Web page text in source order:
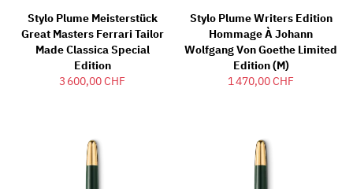
Stylo Plume Meisterstück
Great Masters Ferrari Tailor
Made Classica Special
Edition
3 600,00 CHF
Stylo Plume Writers Edition
Hommage À Johann
Wolfgang Von Goethe Limited
Edition (M)
1 470,00 CHF